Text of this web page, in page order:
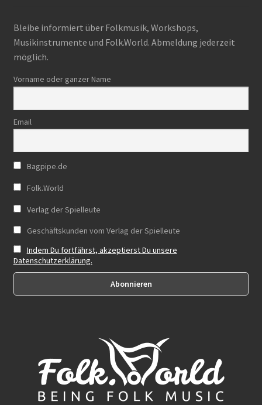
Bleibe informiert über Folkmusik, Workshops,
Musikinstrumente und Folk.World. Abmeldung jederzeit
möglich.
Vorname oder ganzer Name
Email
Bagpipe.de
Folk.World
Verlag der Spielleute
Geschäftskunden vom Verlag der Spielleute
Indem Du fortfährst, akzeptierst Du unsere
Datenschutzerklärung.